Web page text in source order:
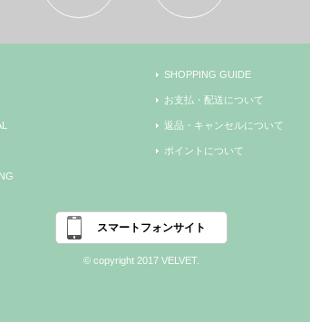
SHOPPING GUIDE
お支払・配送について
返品・キャンセルについて
ポイントについて
スマートフォンサイト
© copyright 2017 VELVET.